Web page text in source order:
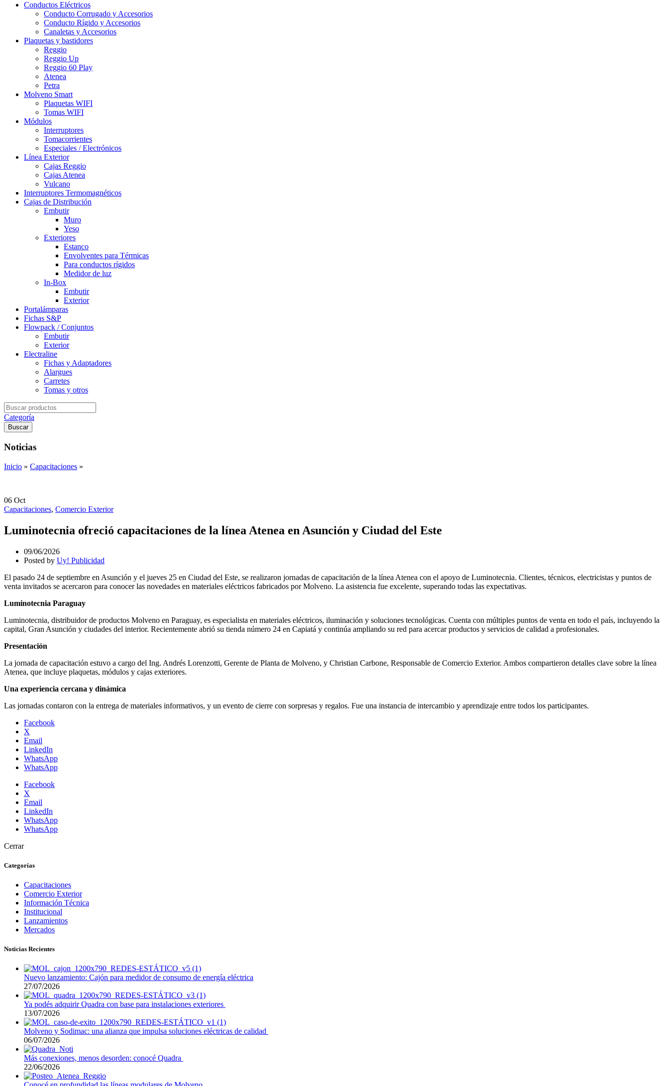
Conductos Eléctricos
Conducto Corrugado y Accesorios
Conducto Rígido y Accesorios
Canaletas y Accesorios
Plaquetas y bastidores
Reggio
Reggio Up
Reggio 60 Play
Atenea
Petra
Molveno Smart
Plaquetas WIFI
Tomas WIFI
Módulos
Interruptores
Tomacorrientes
Especiales / Electrónicos
Línea Exterior
Cajas Reggio
Cajas Atenea
Vulcano
Interruptores Termomagnéticos
Cajas de Distribución
Embutir
Muro
Yeso
Exteriores
Estanco
Envolventes para Térmicas
Para conductos rígidos
Medidor de luz
In-Box
Embutir
Exterior
Portalámparas
Fichas S&P
Flowpack / Conjuntos
Embutir
Exterior
Electraline
Fichas y Adaptadores
Alargues
Carretes
Tomas y otros
Search
for:
Categoría
Buscar
Noticias
Inicio » Capacitaciones »
06 Oct
Capacitaciones, Comercio Exterior
Luminotecnia ofreció capacitaciones de la línea Atenea en Asunción y Ciudad del Este
09/06/2026
Posted by Uy! Publicidad
El pasado 24 de septiembre en Asunción y el jueves 25 en Ciudad del Este, se realizaron jornadas de capacitación de la línea Atenea con el apoyo de Luminotecnia. Clientes, técnicos, electricistas y puntos de
venta invitados se acercaron para conocer las novedades en materiales eléctricos fabricados por Molveno. La asistencia fue excelente, superando todas las expectativas.
Luminotecnia Paraguay
Luminotecnia, distribuidor de productos Molveno en Paraguay, es especialista en materiales eléctricos, iluminación y soluciones tecnológicas. Cuenta con múltiples puntos de venta en todo el país, incluyendo la
capital, Gran Asunción y ciudades del interior. Recientemente abrió su tienda número 24 en Capiatá y continúa ampliando su red para acercar productos y servicios de calidad a profesionales.
Presentación
La jornada de capacitación estuvo a cargo del Ing. Andrés Lorenzotti, Gerente de Planta de Molveno, y Christian Carbone, Responsable de Comercio Exterior. Ambos compartieron detalles clave sobre la línea
Atenea, que incluye plaquetas, módulos y cajas exteriores.
Una experiencia cercana y dinámica
Las jornadas contaron con la entrega de materiales informativos, y un evento de cierre con sorpresas y regalos. Fue una instancia de intercambio y aprendizaje entre todos los participantes.
Facebook
X
Email
LinkedIn
WhatsApp
WhatsApp
Facebook
X
Email
LinkedIn
WhatsApp
WhatsApp
Cerrar
Categorías
Capacitaciones
Comercio Exterior
Información Técnica
Institucional
Lanzamientos
Mercados
Noticias Recientes
Nuevo lanzamiento: Cajón para medidor de consumo de energía eléctrica
27/07/2026
Ya podés adquirir Quadra con base para instalaciones exteriores
13/07/2026
Molveno y Sodimac: una alianza que impulsa soluciones eléctricas de calidad
06/07/2026
Más conexiones, menos desorden: conocé Quadra
22/06/2026